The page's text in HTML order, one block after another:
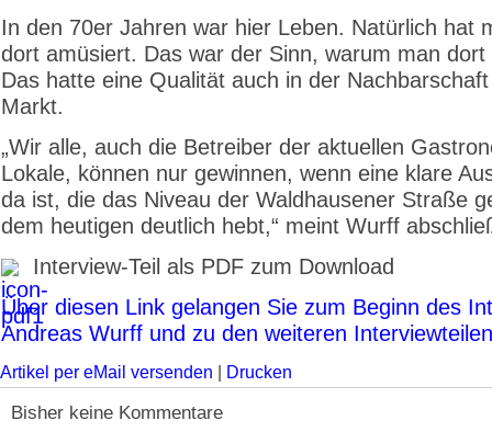
In den 70er Jahren war hier Leben. Natürlich hat
dort amüsiert. Das war der Sinn, warum man dort
Das hatte eine Qualität auch in der
Markt.
„Wir alle, auch die Betreiber der aktuellen
Lokale, können nur gewinnen, wenn eine klare
da ist, die das Niveau der Waldhausener Straße
dem heutigen deutlich hebt,“ meint Wurff
Interview-Teil als PDF zum Download
Über diesen Link gelangen Sie zum Beginn des
Andreas Wurff und zu den weiteren Interviewteilen
Artikel per eMail versenden Drucken
Bisher keine Kommentare